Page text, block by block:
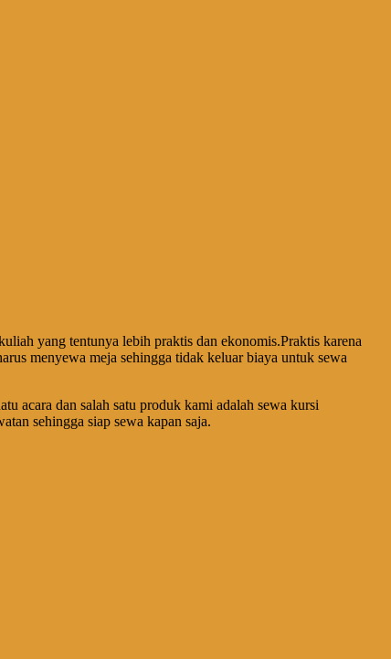
yang tentunya lebih praktis dan ekonomis.Praktis karena
menyewa meja sehingga tidak keluar biaya untuk sewa
acara dan salah satu produk kami adalah sewa kursi
sehingga siap sewa kapan saja.